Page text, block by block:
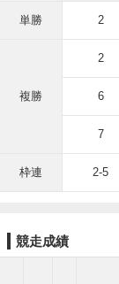
単勝 2
複勝
2
6
7
枠連 2-5
競走成績